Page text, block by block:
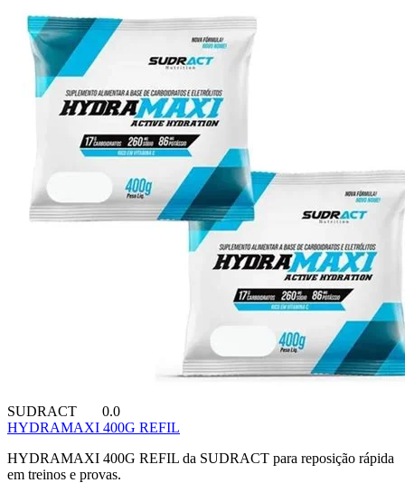
SUDRACT
0.0
HYDRAMAXI 400G REFIL
HYDRAMAXI 400G REFIL da SUDRACT para reposição rápida
em treinos e provas.